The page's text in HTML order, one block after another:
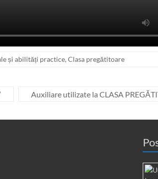
și abilități practice, Clasa pregătitoare
Auxiliare utilizate la CLASA